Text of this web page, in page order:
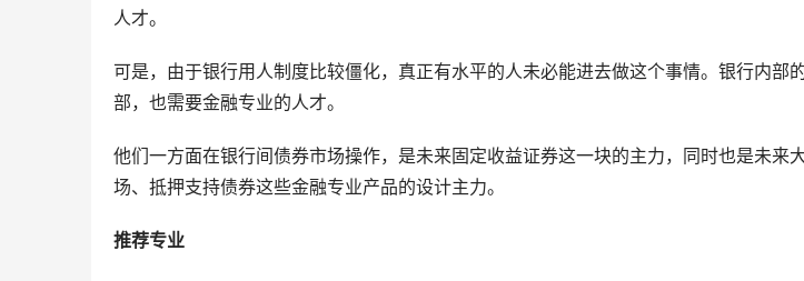
人才。
可是，由于银行用人制度比较僵化，真正有水平的人未必能进去做这个事情。银行内
部，也需要金融专业的人才。
他们一方面在银行间债券市场操作，是未来固定收益证券这一块的主力，同时也是未来
场、抵押支持债券这些金融专业产品的设计主力。
推荐专业